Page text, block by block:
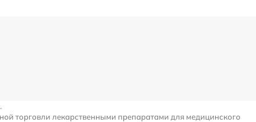
торговли лекарственными препаратами для медицинского